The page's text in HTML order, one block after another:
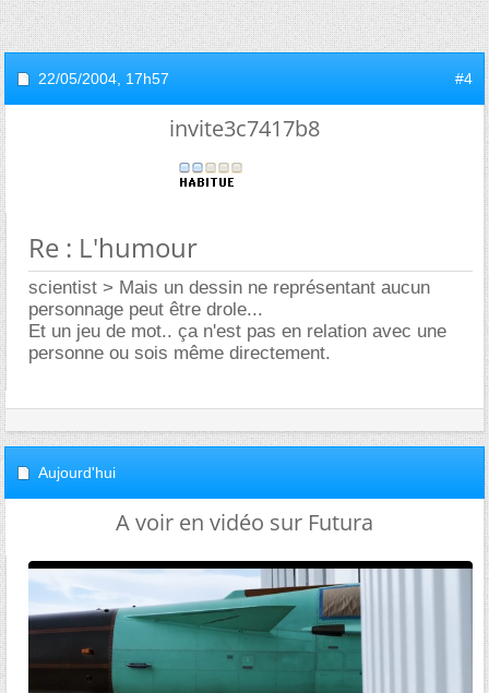
22/05/2004, 17h57 #4
invite3c7417b8
Re : L'humour
scientist > Mais un dessin ne représentant aucun
personnage peut être drole...
Et un jeu de mot.. ça n'est pas en relation avec une
personne ou sois même directement.
Aujourd'hui
A voir en vidéo sur Futura